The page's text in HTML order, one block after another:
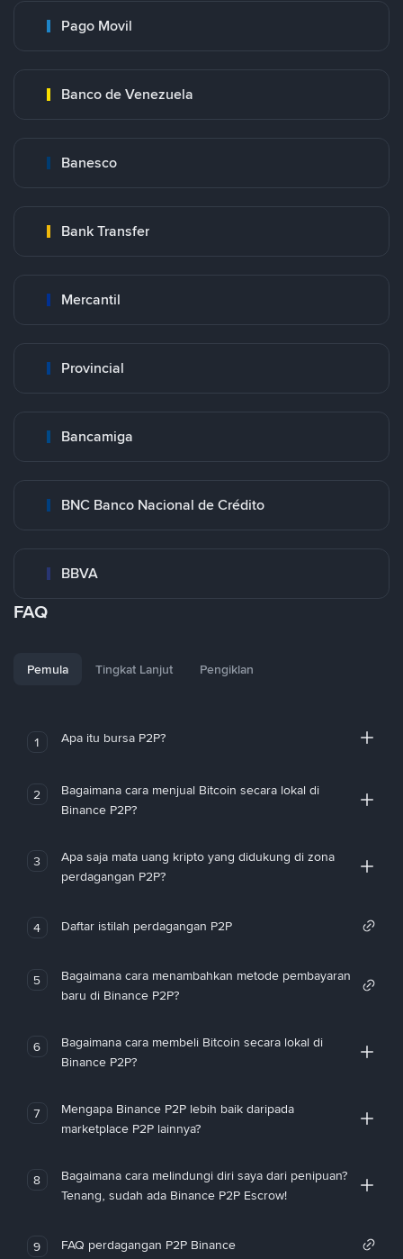
Pago Movil
Banco de Venezuela
Banesco
Bank Transfer
Mercantil
Provincial
Bancamiga
BNC Banco Nacional de Crédito
BBVA
FAQ
Pemula Tingkat Lanjut Pengiklan
1 Apa itu bursa P2P?
2
Bagaimana cara menjual Bitcoin secara lokal di
Binance P2P?
3
Apa saja mata uang kripto yang didukung di zona
perdagangan P2P?
4 Daftar istilah perdagangan P2P
5
Bagaimana cara menambahkan metode pembayaran
baru di Binance P2P?
6
Bagaimana cara membeli Bitcoin secara lokal di
Binance P2P?
7
Mengapa Binance P2P lebih baik daripada
marketplace P2P lainnya?
8
Bagaimana cara melindungi diri saya dari penipuan?
Tenang, sudah ada Binance P2P Escrow!
9 FAQ perdagangan P2P Binance